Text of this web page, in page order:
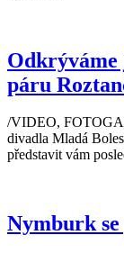
Odkrýváme
páru
/VIDEO,
divadla Mladá
představit vám
Nymburk